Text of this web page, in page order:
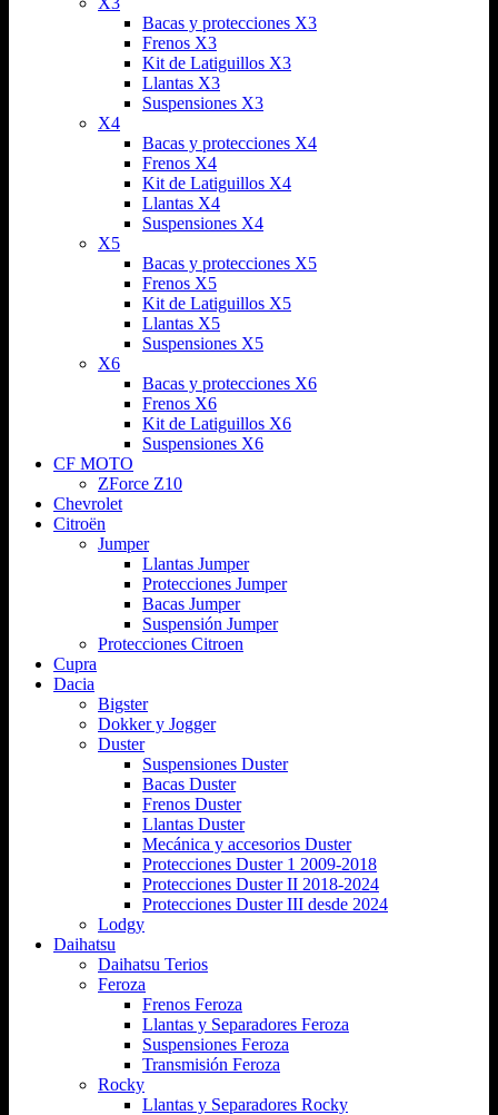
Bacas y protecciones X3
Frenos X3
Kit de Latiguillos X3
Llantas X3
Suspensiones X3
X4
Bacas y protecciones X4
Frenos X4
Kit de Latiguillos X4
Llantas X4
Suspensiones X4
X5
Bacas y protecciones X5
Frenos X5
Kit de Latiguillos X5
Llantas X5
Suspensiones X5
X6
Bacas y protecciones X6
Frenos X6
Kit de Latiguillos X6
Suspensiones X6
CF MOTO
ZForce Z10
Chevrolet
Citroën
Jumper
Llantas Jumper
Protecciones Jumper
Bacas Jumper
Suspensión Jumper
Protecciones Citroen
Cupra
Dacia
Bigster
Dokker y Jogger
Duster
Suspensiones Duster
Bacas Duster
Frenos Duster
Llantas Duster
Mecánica y accesorios Duster
Protecciones Duster 1 2009-2018
Protecciones Duster II 2018-2024
Protecciones Duster III desde 2024
Lodgy
Daihatsu
Daihatsu Terios
Feroza
Frenos Feroza
Llantas y Separadores Feroza
Suspensiones Feroza
Transmisión Feroza
Rocky
Llantas y Separadores Rocky